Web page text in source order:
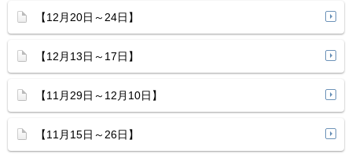
【12月20日～24日】
【12月13日～17日】
【11月29日～12月10日】
【11月15日～26日】